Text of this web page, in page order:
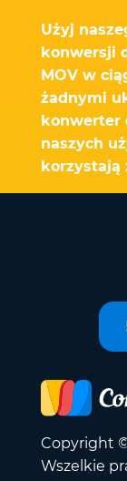
Użyj
konwersji
MOV w
żadnymi
konwerter
naszych
korzystają
Copyright
Wszelkie